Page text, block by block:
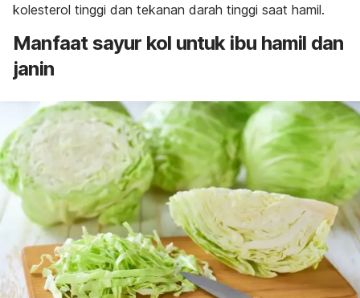
kolesterol tinggi dan tekanan darah tinggi saat hamil.
Manfaat sayur kol untuk ibu hamil dan
janin